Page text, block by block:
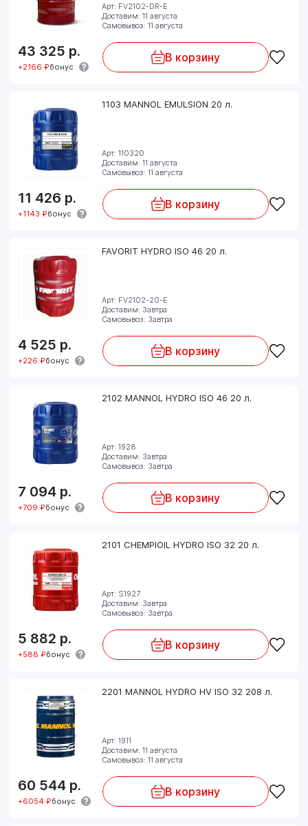
Арт: FV2102-DR-E
Доставим: 11 августа
Самовывоз: 11 августа
43 325 р.
+2166 ₽бонус
В корзину
1103 MANNOL EMULSION 20 л.
Арт: 110320
Доставим: 11 августа
Самовывоз: 11 августа
11 426 р.
+1143 ₽бонус
В корзину
FAVORIT HYDRO ISO 46 20 л.
Арт: FV2102-20-E
Доставим: Завтра
Самовывоз: Завтра
4 525 р.
+226 ₽бонус
В корзину
2102 MANNOL HYDRO ISO 46 20 л.
Арт: 1928
Доставим: Завтра
Самовывоз: Завтра
7 094 р.
+709 ₽бонус
В корзину
2101 CHEMPIOIL HYDRO ISO 32 20 л.
Арт: S1927
Доставим: Завтра
Самовывоз: Завтра
5 882 р.
+588 ₽бонус
В корзину
2201 MANNOL HYDRO HV ISO 32 208 л.
Арт: 1911
Доставим: 11 августа
Самовывоз: 11 августа
60 544 р.
+6054 ₽бонус
В корзину